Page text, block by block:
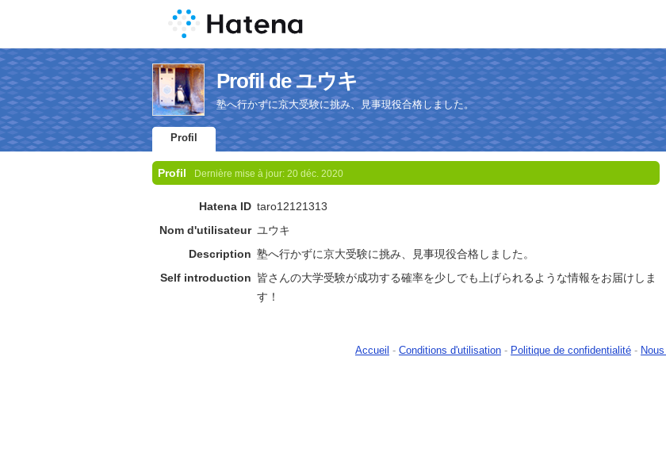
Profil de ユウキ
塾へ行かずに京大受験に挑み、見事現役合格しました。
Profil
Profil Dernière mise à jour: 20 déc. 2020
Hatena ID taro12121313
Nom d'utilisateur ユウキ
Description 塾へ行かずに京大受験に挑み、見事現役合格しました。
Self introduction 皆さんの大学受験が成功する確率を少しでも上げられるような情報をお届けしま
す！
Accueil - Conditions d'utilisation - Politique de confidentialité -